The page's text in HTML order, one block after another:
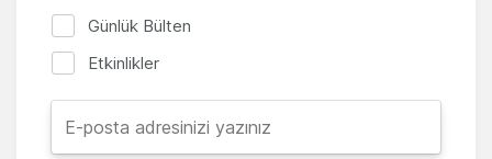
Günlük Bülten
Etkinlikler